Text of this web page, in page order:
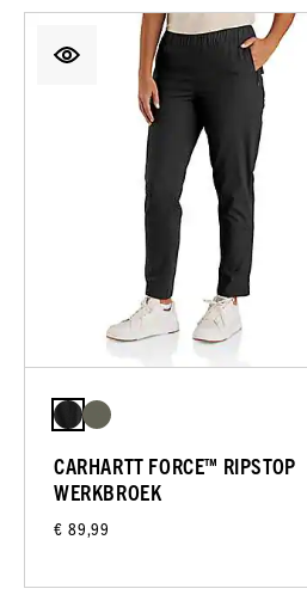
CARHARTT FORCE™ RIPSTOP
WERKBROEK
€ 89,99